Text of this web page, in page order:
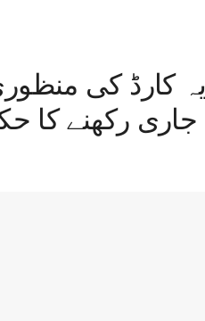
کارڈ کی
جاری رکھنے کا